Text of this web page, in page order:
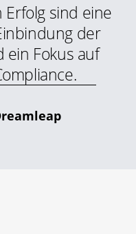
sind eine
der
Fokus auf